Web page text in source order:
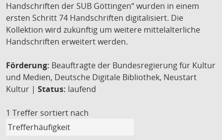
Handschriften der SUB Göttingen“ wurden in einem
ersten Schritt 74 Handschriften digitalisiert. Die
Kollektion wird zukünftig um weitere mittelalterliche
Handschriften erweitert werden.
Förderung: Beauftragte der Bundesregierung für Kultur
und Medien, Deutsche Digitale Bibliothek, Neustart
Kultur | Status: laufend
1 Treffer sortiert nach